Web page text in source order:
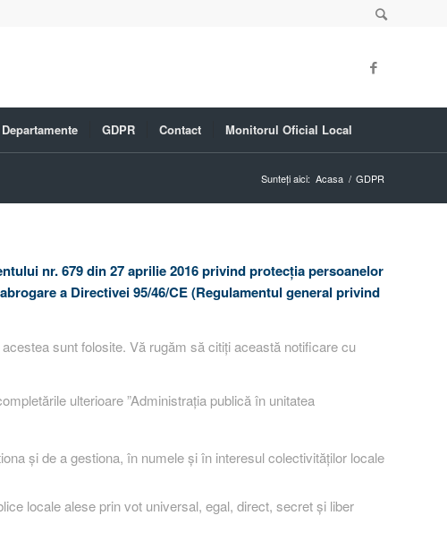
Departamente GDPR Contact Monitorul Oficial Local
Sunteți aici: Acasa / GDPR
nr. 679 din 27 aprilie 2016 privind protecţia persoanelor
a Directivei 95/46/CE (Regulamentul general privind
sunt folosite. Vă rugăm să citiți această notificare cu
ulterioare ”Administrația publică în unitatea
şi de a gestiona, în numele şi în interesul colectivităţilor locale
locale alese prin vot universal, egal, direct, secret şi liber